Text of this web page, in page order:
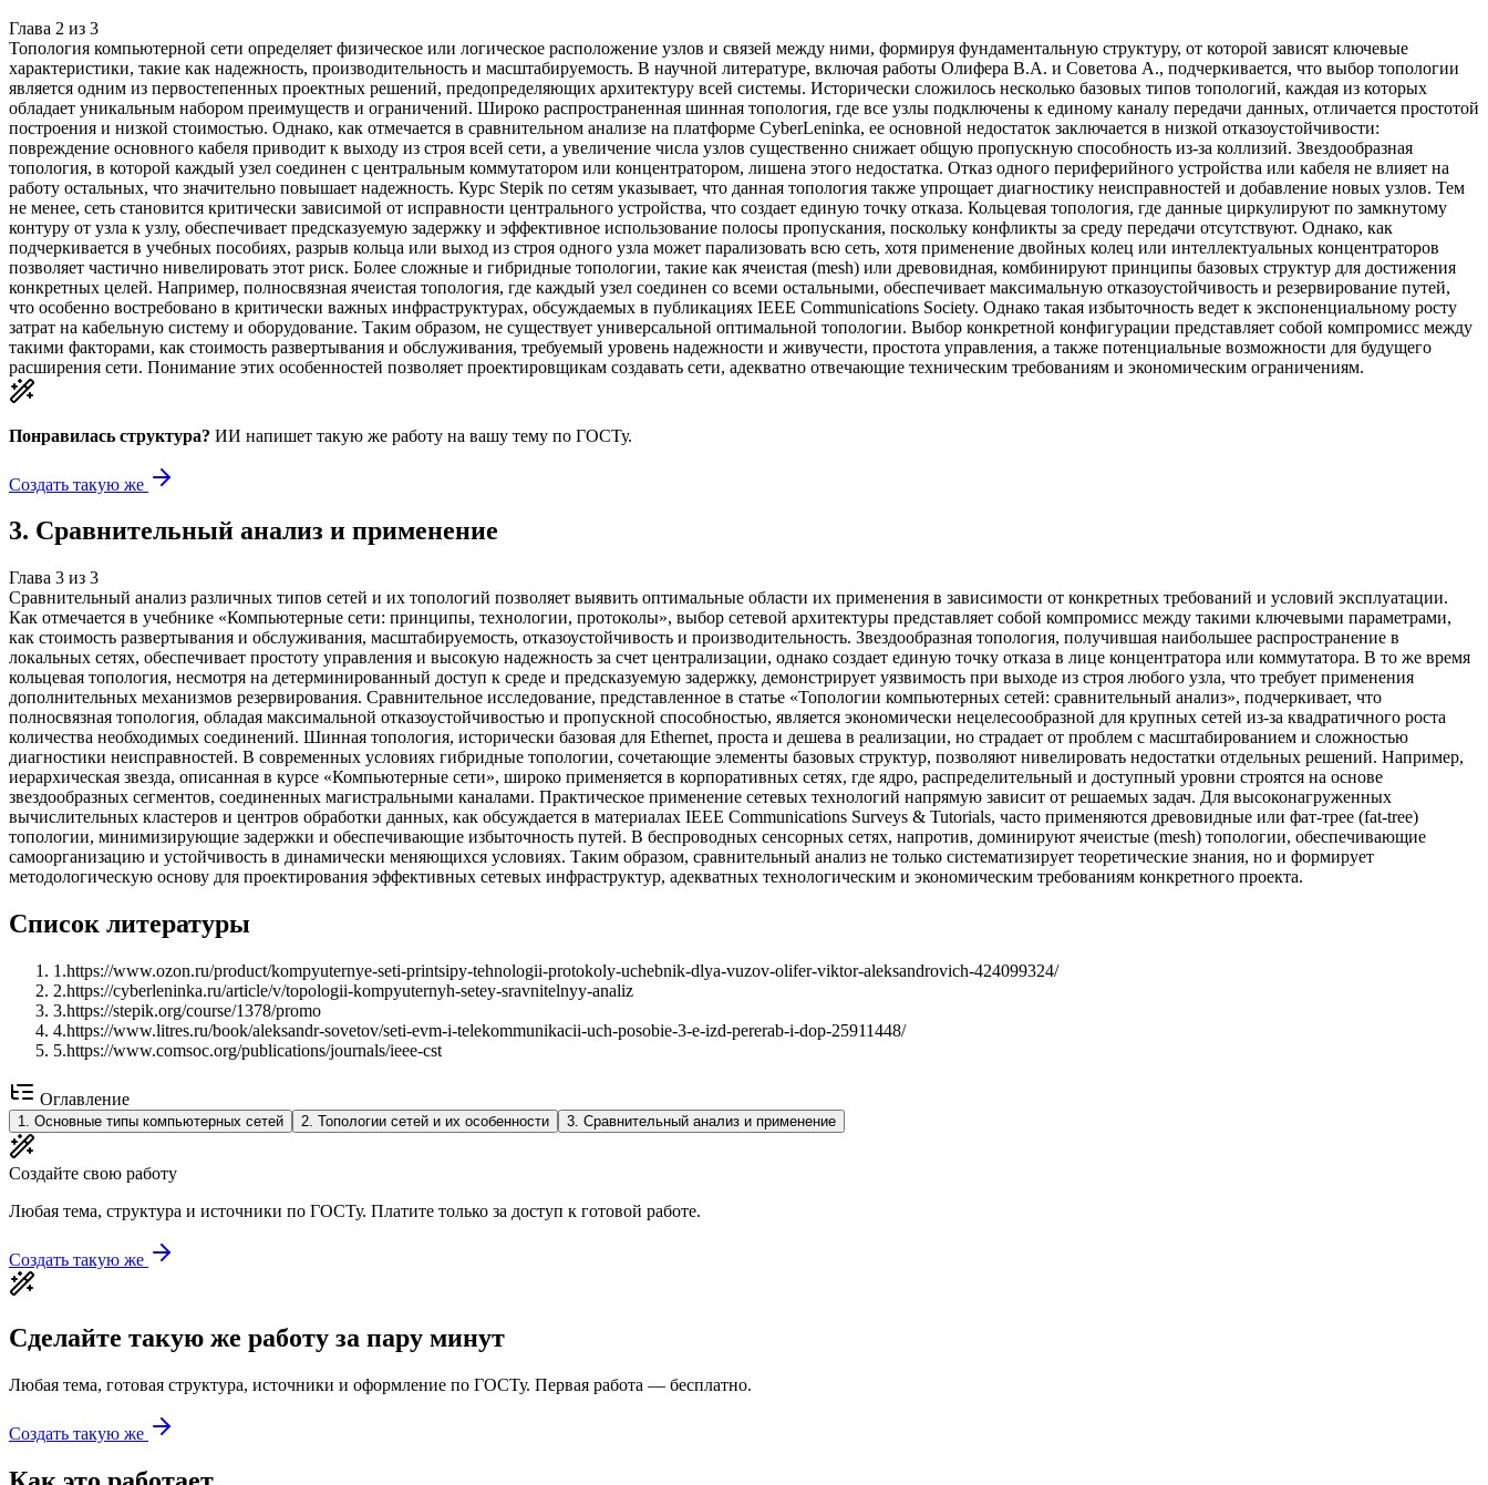
Глава 2 из 3
Топология компьютерной сети определяет физическое или логическое расположение узлов и связей между ними, формируя фундаментальную структуру, от которой зависят ключевые
характеристики, такие как надежность, производительность и масштабируемость. В научной литературе, включая работы Олифера В.А. и Советова А., подчеркивается, что выбор топологии
является одним из первостепенных проектных решений, предопределяющих архитектуру всей системы. Исторически сложилось несколько базовых типов топологий, каждая из которых
обладает уникальным набором преимуществ и ограничений. Широко распространенная шинная топология, где все узлы подключены к единому каналу передачи данных, отличается простотой
построения и низкой стоимостью. Однако, как отмечается в сравнительном анализе на платформе CyberLeninka, ее основной недостаток заключается в низкой отказоустойчивости:
повреждение основного кабеля приводит к выходу из строя всей сети, а увеличение числа узлов существенно снижает общую пропускную способность из-за коллизий. Звездообразная
топология, в которой каждый узел соединен с центральным коммутатором или концентратором, лишена этого недостатка. Отказ одного периферийного устройства или кабеля не влияет на
работу остальных, что значительно повышает надежность. Курс Stepik по сетям указывает, что данная топология также упрощает диагностику неисправностей и добавление новых узлов. Тем
не менее, сеть становится критически зависимой от исправности центрального устройства, что создает единую точку отказа. Кольцевая топология, где данные циркулируют по замкнутому
контуру от узла к узлу, обеспечивает предсказуемую задержку и эффективное использование полосы пропускания, поскольку конфликты за среду передачи отсутствуют. Однако, как
подчеркивается в учебных пособиях, разрыв кольца или выход из строя одного узла может парализовать всю сеть, хотя применение двойных колец или интеллектуальных концентраторов
позволяет частично нивелировать этот риск. Более сложные и гибридные топологии, такие как ячеистая (mesh) или древовидная, комбинируют принципы базовых структур для достижения
конкретных целей. Например, полносвязная ячеистая топология, где каждый узел соединен со всеми остальными, обеспечивает максимальную отказоустойчивость и резервирование путей,
что особенно востребовано в критически важных инфраструктурах, обсуждаемых в публикациях IEEE Communications Society. Однако такая избыточность ведет к экспоненциальному росту
затрат на кабельную систему и оборудование. Таким образом, не существует универсальной оптимальной топологии. Выбор конкретной конфигурации представляет собой компромисс между
такими факторами, как стоимость развертывания и обслуживания, требуемый уровень надежности и живучести, простота управления, а также потенциальные возможности для будущего
расширения сети. Понимание этих особенностей позволяет проектировщикам создавать сети, адекватно отвечающие техническим требованиям и экономическим ограничениям.
Понравилась структура? ИИ напишет такую же работу на вашу тему по ГОСТу.
Создать такую же
3. Сравнительный анализ и применение
Глава 3 из 3
Сравнительный анализ различных типов сетей и их топологий позволяет выявить оптимальные области их применения в зависимости от конкретных требований и условий эксплуатации.
Как отмечается в учебнике «Компьютерные сети: принципы, технологии, протоколы», выбор сетевой архитектуры представляет собой компромисс между такими ключевыми параметрами,
как стоимость развертывания и обслуживания, масштабируемость, отказоустойчивость и производительность. Звездообразная топология, получившая наибольшее распространение в
локальных сетях, обеспечивает простоту управления и высокую надежность за счет централизации, однако создает единую точку отказа в лице концентратора или коммутатора. В то же время
кольцевая топология, несмотря на детерминированный доступ к среде и предсказуемую задержку, демонстрирует уязвимость при выходе из строя любого узла, что требует применения
дополнительных механизмов резервирования. Сравнительное исследование, представленное в статье «Топологии компьютерных сетей: сравнительный анализ», подчеркивает, что
полносвязная топология, обладая максимальной отказоустойчивостью и пропускной способностью, является экономически нецелесообразной для крупных сетей из-за квадратичного роста
количества необходимых соединений. Шинная топология, исторически базовая для Ethernet, проста и дешева в реализации, но страдает от проблем с масштабированием и сложностью
диагностики неисправностей. В современных условиях гибридные топологии, сочетающие элементы базовых структур, позволяют нивелировать недостатки отдельных решений. Например,
иерархическая звезда, описанная в курсе «Компьютерные сети», широко применяется в корпоративных сетях, где ядро, распределительный и доступный уровни строятся на основе
звездообразных сегментов, соединенных магистральными каналами. Практическое применение сетевых технологий напрямую зависит от решаемых задач. Для высоконагруженных
вычислительных кластеров и центров обработки данных, как обсуждается в материалах IEEE Communications Surveys & Tutorials, часто применяются древовидные или фат-трее (fat-tree)
топологии, минимизирующие задержки и обеспечивающие избыточность путей. В беспроводных сенсорных сетях, напротив, доминируют ячеистые (mesh) топологии, обеспечивающие
самоорганизацию и устойчивость в динамически меняющихся условиях. Таким образом, сравнительный анализ не только систематизирует теоретические знания, но и формирует
методологическую основу для проектирования эффективных сетевых инфраструктур, адекватных технологическим и экономическим требованиям конкретного проекта.
Список литературы
1 .https://www.ozon.ru/product/kompyuternye-seti-printsipy-tehnologii-protokoly-uchebnik-dlya-vuzov-olifer-viktor-aleksandrovich-424099324/
2.https://cyberleninka.ru/article/v/topologii-kompyuternyh-setey-sravnitelnyy-analiz
3.https://stepik.org/course/1378/promo
4.https://www.litres.ru/book/aleksandr-sovetov/seti-evm-i-telekommunikacii-uch-posobie-3-e-izd-pererab-i-dop-25911448/
5.https://www.comsoc.org/publications/journals/ieee-cst
Оглавление
1. Основные типы компьютерных сетей 2. Топологии сетей и их особенности 3. Сравнительный анализ и применение
Создайте свою работу
Любая тема, структура и источники по ГОСТу. Платите только за доступ к готовой работе.
Создать такую же
Сделайте такую же работу за пару минут
Любая тема, готовая структура, источники и оформление по ГОСТу. Первая работа — бесплатно.
Создать такую же